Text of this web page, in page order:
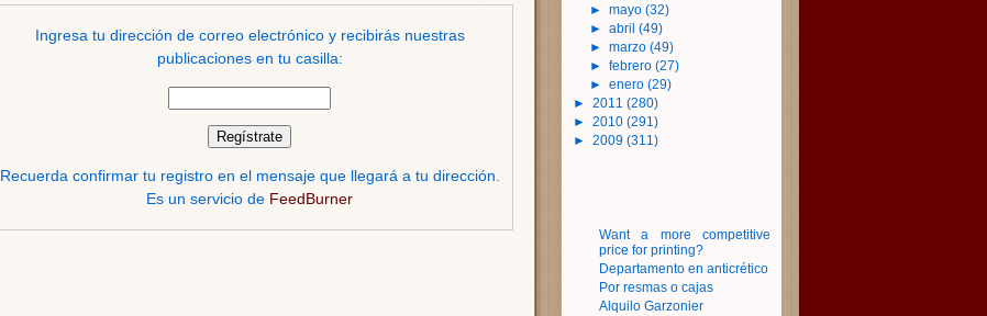
Ingresa tu dirección de correo electrónico y recibirás nuestras
publicaciones en tu casilla:
Recuerda confirmar tu registro en el mensaje que llegará a tu dirección.
Es un servicio de FeedBurner
► mayo (32)
► abril (49)
► marzo (49)
► febrero (27)
► enero (29)
► 2011 (280)
► 2010 (291)
► 2009 (311)
Want a more competitive
price for printing?
Departamento en anticrético
Por resmas o cajas
Alquilo Garzonier